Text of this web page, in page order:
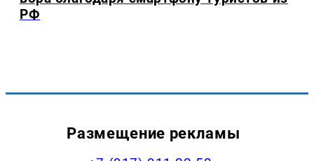
РФ
Размещение рекламы